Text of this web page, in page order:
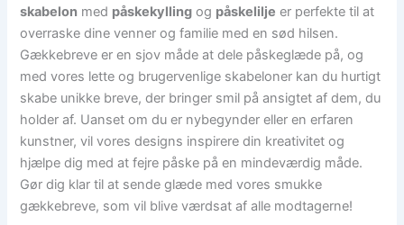
skabelon med påskekylling og påskelilje er perfekte til at
overraske dine venner og familie med en sød hilsen.
Gækkebreve er en sjov måde at dele påskeglæde på, og
med vores lette og brugervenlige skabeloner kan du hurtigt
skabe unikke breve, der bringer smil på ansigtet af dem, du
holder af. Uanset om du er nybegynder eller en erfaren
kunstner, vil vores designs inspirere din kreativitet og
hjælpe dig med at fejre påske på en mindeværdig måde.
Gør dig klar til at sende glæde med vores smukke
gækkebreve, som vil blive værdsat af alle modtagerne!